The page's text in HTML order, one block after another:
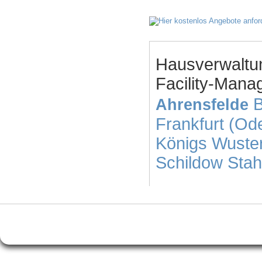
Facility-
Ahrensfelde
Frankfurt
Königs
Schildow